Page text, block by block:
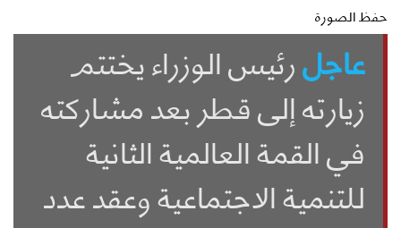
حفظ الصورة
عاجلرئيس الوزراء يختتم
زيارته إلى قطر بعد مشاركته
في القمة العالمية الثانية
للتنمية الاجتماعية وعقد عدد